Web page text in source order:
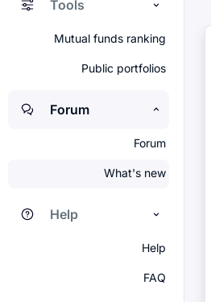
Tools
Mutual funds ranking
Public portfolios
Forum
Forum
What's new
Help
Help
FAQ